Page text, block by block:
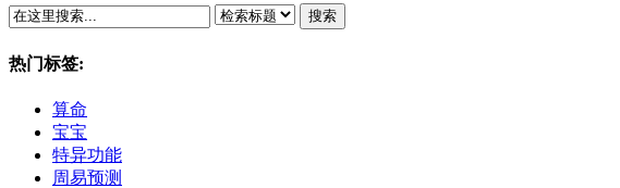
搜索
热门标签:
算命
宝宝
特异功能
周易预测